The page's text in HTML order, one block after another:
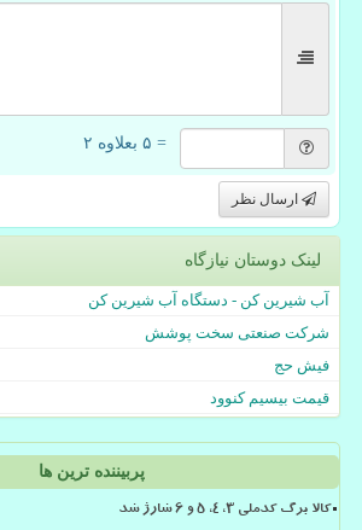
= ۵ بعلاوه ۲
ارسال نظر
لینک دوستان نیازگاه
آب شیرین کن - دستگاه آب شیرین کن
شرکت صنعتی سخت پوشش
فیش حج
قیمت بیسیم کنوود
پربیننده ترین ها
کالا برگ کدملی 3، 4، 5 و 6 شارژ شد